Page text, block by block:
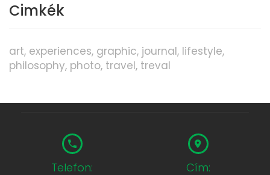
Cimkék
art experiences graphic journal lifestyle
philosophy photo travel treval
Telefon: Cím: